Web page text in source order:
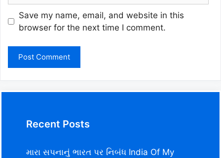
Save my name, email, and website in this
browser for the next time I comment.
Recent Posts
મારા સપનાનું ભારત પર નિબંધ India Of My